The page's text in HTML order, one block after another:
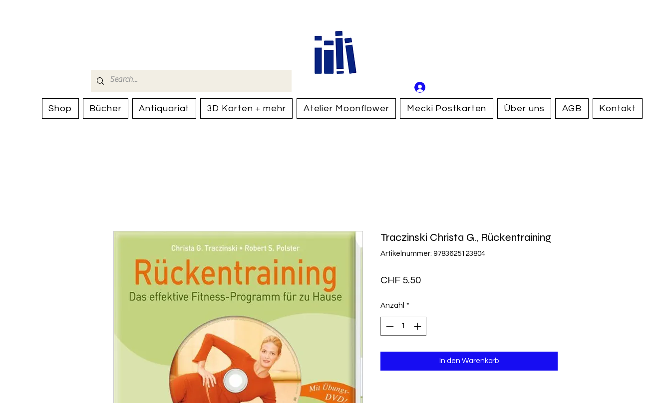
Shop Bücher Antiquariat 3D Karten + mehr Atelier Moonflower Mecki Postkarten Über uns AGB Kontakt
Traczinski Christa G., Rückentraining
Artikelnummer: 9783625123804
CHF 5.50Preis
Anzahl *
In den Warenkorb